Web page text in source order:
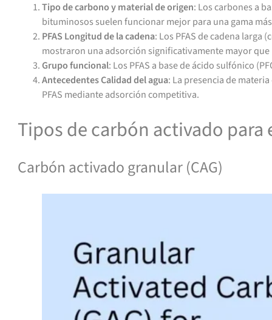
Tipo de carbono y material de origen: Los carbones a
bituminosos suelen funcionar mejor para una gama
PFAS Longitud de la cadena: Los PFAS de cadena larga
mostraron una adsorción significativamente mayor que
Grupo funcional: Los PFAS a base de ácido sulfónico
Antecedentes Calidad del agua: La presencia de
PFAS mediante adsorción competitiva.
Tipos de carbón activado para
Carbón activado granular (CAG)